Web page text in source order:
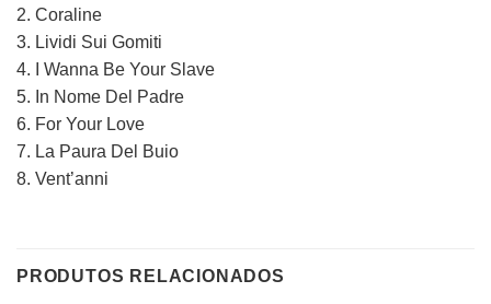
2. Coraline
3. Lividi Sui Gomiti
4. I Wanna Be Your Slave
5. In Nome Del Padre
6. For Your Love
7. La Paura Del Buio
8. Vent’anni
PRODUTOS RELACIONADOS